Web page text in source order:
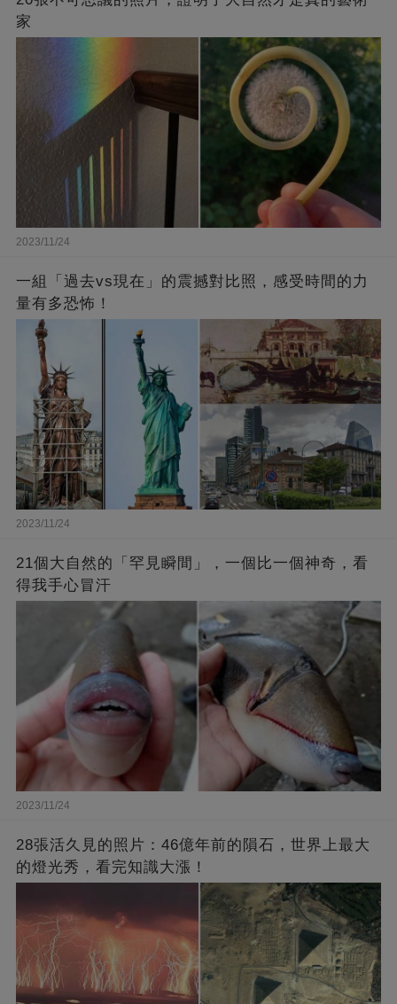
家
2023/11/24
一組「過去vs現在」的震撼對比照，感受時間的力
量有多恐怖！
2023/11/24
21個大自然的「罕見瞬間」，一個比一個神奇，看
得我手心冒汗
2023/11/24
28張活久見的照片：46億年前的隕石，世界上最大
的燈光秀，看完知識大漲！